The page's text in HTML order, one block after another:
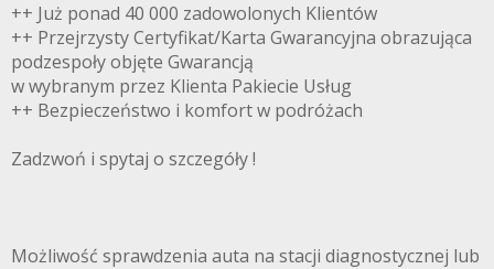
++ Już ponad 40 000 zadowolonych Klientów
++ Przejrzysty Certyfikat/Karta Gwarancyjna obrazująca
podzespoły objęte Gwarancją
w wybranym przez Klienta Pakiecie Usług
++ Bezpieczeństwo i komfort w podróżach
Zadzwoń i spytaj o szczegóły !
Możliwość sprawdzenia auta na stacji diagnostycznej lub